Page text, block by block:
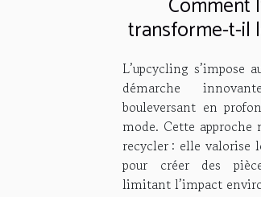
transforme-t-il
L’upcycling s’impose
démarche
bouleversant en
mode. Cette approche
recycler : elle valorise
pour créer des
limitant l’impact